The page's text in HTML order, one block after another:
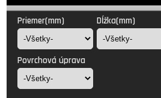
Podložka STARLOCK uzavretá
Priemer(mm) Dĺžka(mm)
Povrchová úprava